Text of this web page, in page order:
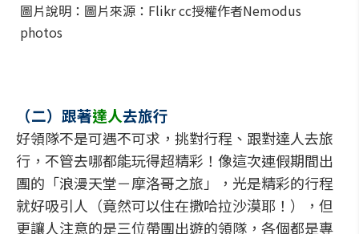
圖片說明：圖片來源：Flikr cc授權作者Nemodus
photos
（二）跟著達人去旅行
好領隊不是可遇不可求，挑對行程、跟對達人去旅
行，不管去哪都能玩得超精彩！像這次連假期間出
團的「浪漫天堂－摩洛哥之旅」，光是精彩的行程
就好吸引人（竟然可以住在撒哈拉沙漠耶！），但
更讓人注意的是三位帶團出遊的領隊，各個都是專